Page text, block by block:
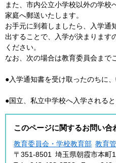
また、市内公立小学校以外の学校
家庭へ郵送いたします。
お手元に到着しましたら、入学通
出することで、入学が決まります
ください。
なお、次の場合は教育委員会まで
●入学通知書を受け取ったのちに
●国立、私立中学校へ入学されると
このページに関するお問い合
教育委員会・学校教育部 教育
〒351-8501 埼玉県朝霞市本町